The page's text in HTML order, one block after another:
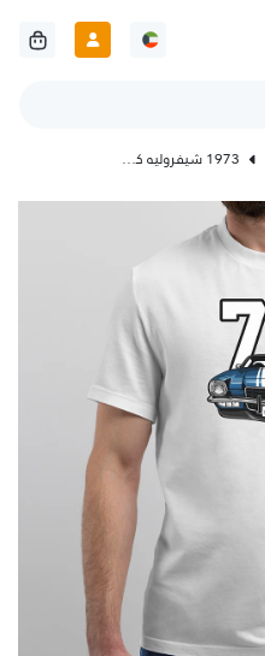
1973 شيفروليه كامارو Z28 تي شيرت أبيض